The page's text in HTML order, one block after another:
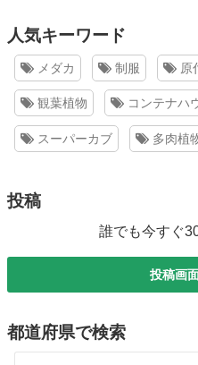
人気キーワード
メダカ 制服 原
観葉植物 コンテナハ
スーパーカブ 多肉植
投稿
誰でも今すぐ
投稿画
都道府県で検索